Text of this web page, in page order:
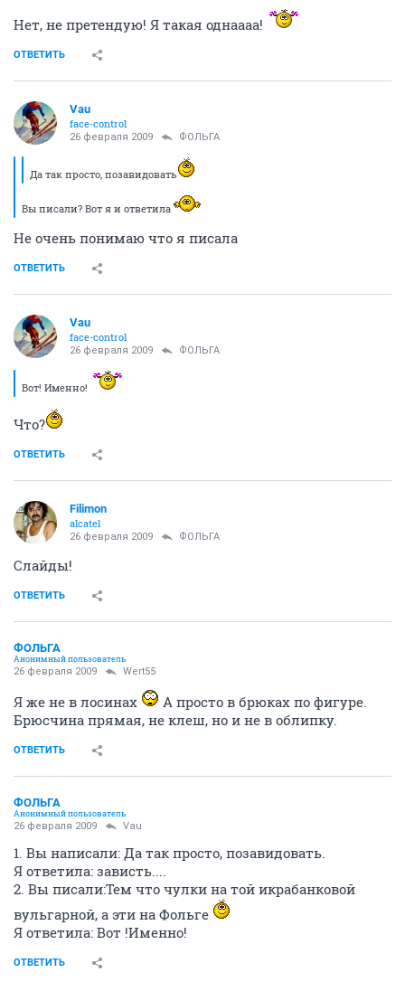
Нет, не претендую! Я такая однаааа!
ОТВЕТИТЬ
Vau
face-control
26 февраля 2009 ФОЛЬГА
Да так просто, позавидовать
Вы писали? Вот я и ответила
Не очень понимаю что я писала
ОТВЕТИТЬ
Vau
face-control
26 февраля 2009 ФОЛЬГА
Вот! Именно!
Что?
ОТВЕТИТЬ
Filimon
alcatel
26 февраля 2009 ФОЛЬГА
Слайды!
ОТВЕТИТЬ
ФОЛЬГА
Анонимный пользователь
26 февраля 2009 Wert55
Я же не в лосинах
А просто в брюках по фигуре.
Брюсчина прямая, не клеш, но и не в облипку.
ОТВЕТИТЬ
ФОЛЬГА
Анонимный пользователь
26 февраля 2009 Vau
1. Вы написали: Да так просто, позавидовать.
Я ответила: зависть....
2. Вы писали:Тем что чулки на той икрабанковой
вульгарной, а эти на Фольге
Я ответила: Вот !Именно!
ОТВЕТИТЬ